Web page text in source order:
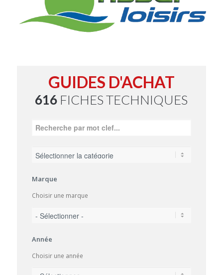
GUIDES D'ACHAT
616 FICHES TECHNIQUES
Marque
Choisir une marque
Année
Choisir une année